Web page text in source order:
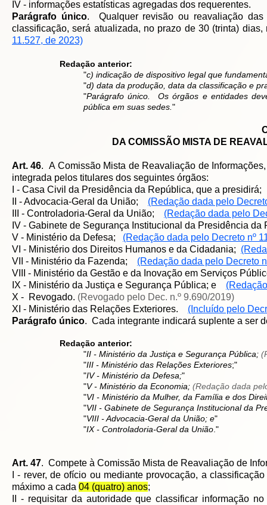
IV - informações estatísticas agregadas dos requerentes.
Parágrafo único. Qualquer revisão ou reavaliação
classificação, será atualizada, no prazo de 30 (trinta)
11.527, de 2023)
Redação anterior:
"c) indicação de dispositivo legal que
"d) data da produção, data da classificação e
"Parágrafo único . Os órgãos e entidades
pública em suas sedes. "
DA COMISSÃO MISTA DE
Art. 46. A Comissão Mista de Reavaliação de
integrada pelos titulares dos seguintes órgãos:
I - Casa Civil da Presidência da República, que a presidirá;
II - Advocacia-Geral da União; (Redação dada pelo
III - Controladoria-Geral da União; (Redação dada pelo
IV - Gabinete de Segurança Institucional da Presidência
V - Ministério da Defesa; (Redação dada pelo Decreto nº
VI - Ministério dos Direitos Humanos e da Cidadania;
VII - Ministério da Fazenda; (Redação dada pelo Decreto
VIII - Ministério da Gestão e da Inovação em Serviços
IX - Ministério da Justiça e Segurança Pública; e
X - Revogado. (Revogado pelo Dec. n.º 9.690/2019)
XI - Ministério das Relações Exteriores. (Incluído pelo
Parágrafo único. Cada integrante indicará suplente a ser
Redação anterior:
"II - Ministério da Justiça e Segurança Pública;
"III - Ministério das Relações Exteriores;"
"IV - Ministério da Defesa;"
"V - Ministério da Economia; (Redação dada
"VI - Ministério da Mulher, da Família e dos
"VII - Gabinete de Segurança Institucional da
"VIII - Advocacia-Geral da União; e"
"IX - Controladoria-Geral da União "
Art. 47. Compete à Comissão Mista de Reavaliação de
I - rever, de ofício ou mediante provocação, a
máximo a cada 04 (quatro) anos;
II - requisitar da autoridade que classificar informação